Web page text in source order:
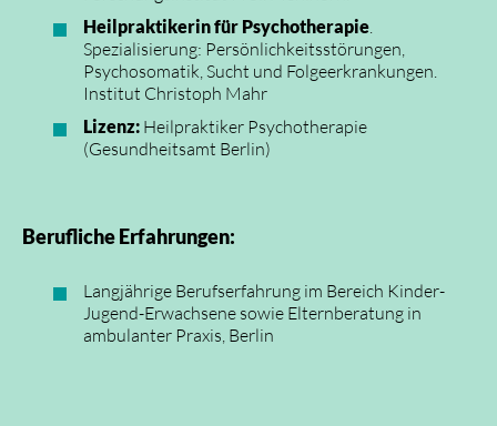
Heilpraktikerin für Psychotherapie.
Spezialisierung: Persönlichkeitsstörungen,
Psychosomatik, Sucht und Folgeerkrankungen.
Institut Christoph Mahr
Lizenz: Heilpraktiker Psychotherapie
(Gesundheitsamt Berlin)
Berufliche Erfahrungen:
Langjährige Berufserfahrung im Bereich Kinder-
Jugend-Erwachsene sowie Elternberatung in
ambulanter Praxis, Berlin